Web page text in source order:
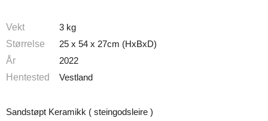
Vekt
3 kg
Størrelse
25 x 54 x 27cm (HxBxD)
År
2022
Hentested
Vestland
Sandstøpt Keramikk ( steingodsleire )